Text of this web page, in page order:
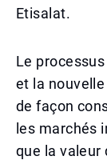
Etisalat.
Le
et la
de façon
les marchés
que la valeur